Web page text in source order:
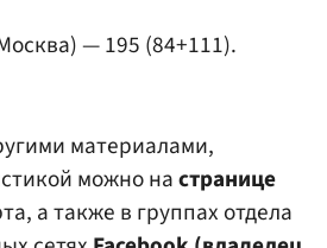
— 195 (84+111).
материалами,
можно настранице
а также в группах отдела